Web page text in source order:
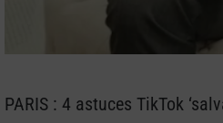
PARIS : 4 astuces TikTok